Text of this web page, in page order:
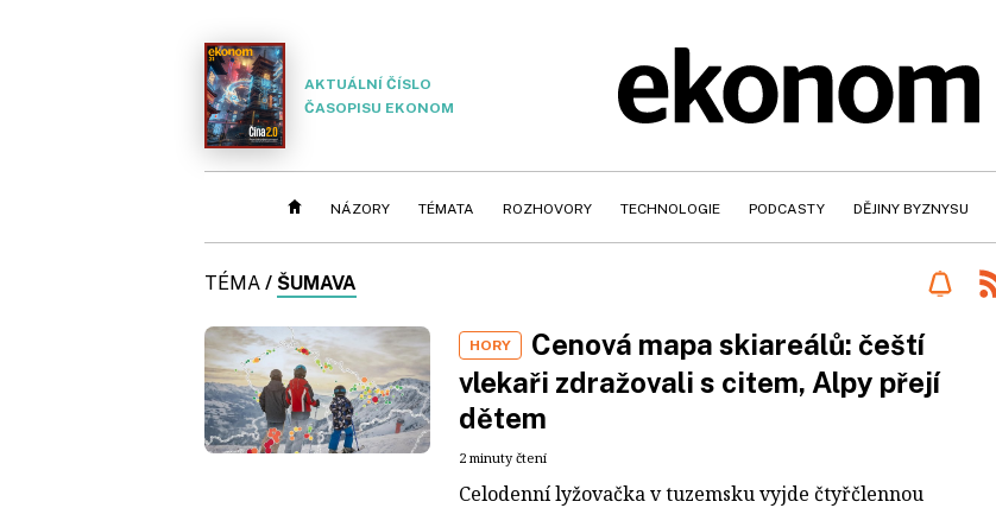
AKTUÁLNÍ ČÍSLO
ČASOPISU EKONOM
NÁZORY TÉMATA ROZHOVORY TECHNOLOGIE PODCASTY DĚJINY BYZNYSU
TÉMA / ŠUMAVA
HORY
Cenová mapa skiareálů: čeští
vlekaři zdražovali s citem, Alpy přejí
dětem
2 minuty čtení
Celodenní lyžovačka v tuzemsku vyjde čtyřčlennou